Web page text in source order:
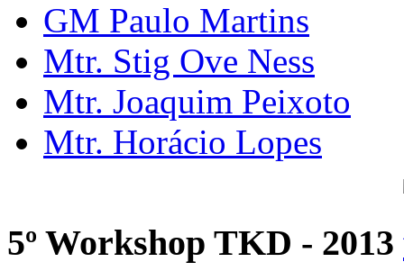
GM Paulo Martins
Mtr. Stig Ove Ness
Mtr. Joaquim Peixoto
Mtr. Horácio Lopes
5º Workshop TKD - 2013